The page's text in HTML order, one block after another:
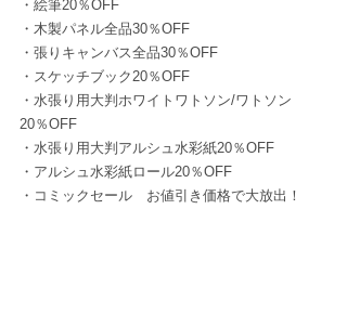
・絵筆20％OFF
・木製パネル全品30％OFF
・張りキャンバス全品30％OFF
・スケッチブック20％OFF
・水張り用大判ホワイトワトソン/ワトソン
20％OFF
・水張り用大判アルシュ水彩紙20％OFF
・アルシュ水彩紙ロール20％OFF
・コミックセール　お値引き価格で大放出！